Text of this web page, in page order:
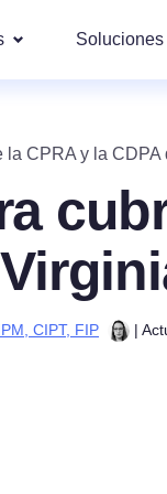
de EULA
Soluciones
IAB
Por
ruta de productos
Termly
la CPRA y la CDPA
CIPT, FIP |